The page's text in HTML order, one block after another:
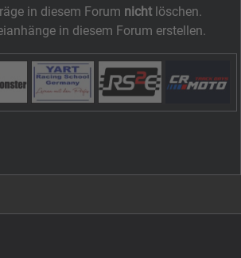
in diesem Forum nicht löschen.
in diesem Forum erstellen.